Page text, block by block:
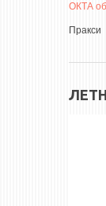
ОКТА
Пракси